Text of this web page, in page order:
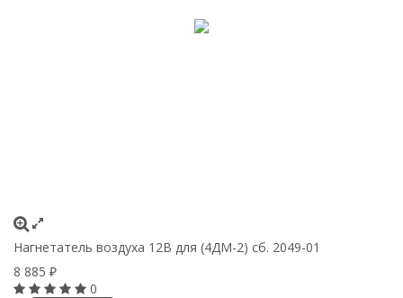
Нагнетатель воздуха 12В для (4ДМ-2) сб. 2049-01
8 885 ₽
0